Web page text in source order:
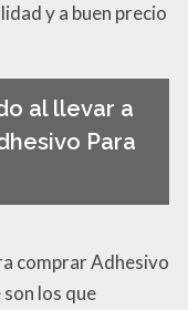
y a buen precio
al llevar a
Para
comprar Adhesivo
los que